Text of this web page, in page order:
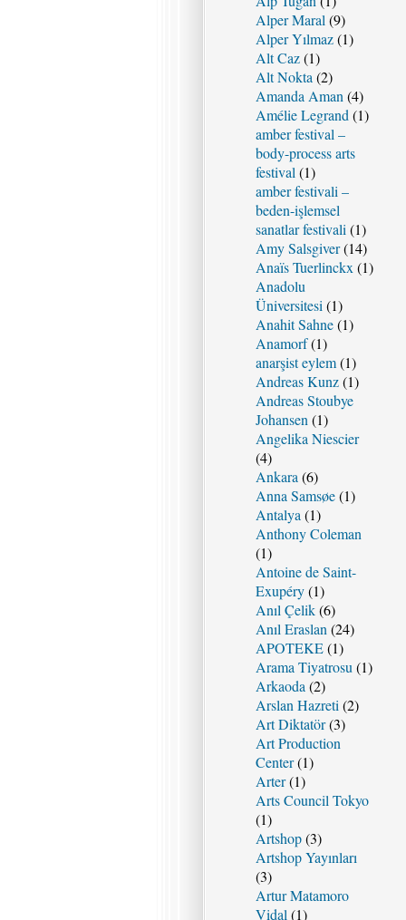
Alper Maral (9)
Alper Yılmaz(1)
Alt Caz(1)
Alt Nokta (2)
Amanda Aman (4)
Amélie Legrand (1)
amber festival –
body-process arts
festival (1)
amber festivali –
beden-işlemsel
sanatlar festivali (1)
Amy Salsgiver(14)
Anaïs Tuerlinckx (1)
Anadolu
Üniversitesi (1)
Anahit Sahne(1)
Anamorf(1)
anarşist eylem(1)
Andreas Kunz(1)
Andreas Stoubye
Johansen (1)
Angelika Niescier
(4)
Ankara (6)
Anna Samsøe(1)
Antalya (1)
Anthony Coleman
(1)
Antoine de Saint-
Exupéry(1)
Anıl Çelik(6)
Anıl Eraslan (24)
APOTEKE(1)
Arama Tiyatrosu (1)
Arkaoda (2)
Arslan Hazreti (2)
Art Diktatör(3)
Art Production
Center(1)
Arter(1)
Arts Council Tokyo
(1)
Artshop(3)
Artshop Yayınları
(3)
Artur Matamoro
Vidal (1)